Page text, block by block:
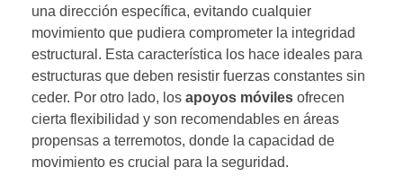
una dirección específica, evitando cualquier
movimiento que pudiera comprometer la integridad
estructural. Esta característica los hace ideales para
estructuras que deben resistir fuerzas constantes sin
ceder. Por otro lado, los apoyos móviles ofrecen
cierta flexibilidad y son recomendables en áreas
propensas a terremotos, donde la capacidad de
movimiento es crucial para la seguridad.